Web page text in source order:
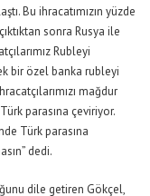
Bu ihracatımızın yüzde
sonra Rusya ile
Rubleyi
bir özel banka rubleyi
mağdur
parasına çeviriyor.
Türk parasına
dedi.
dile getiren Gökçel,